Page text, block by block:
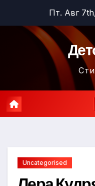
содержимому
Пт. Авг
Uncategorised